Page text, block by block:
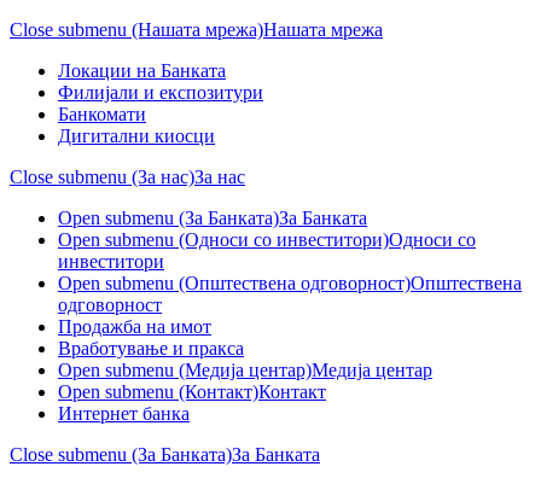
Close submenu (Нашата мрежа)Нашата мрежа
Локации на Банката
Филијали и експозитури
Банкомати
Дигитални киосци
Close submenu (За нас)За нас
Open submenu (За Банката)За Банката
Open submenu (Односи со инвеститори)Односи со
инвеститори
Open submenu (Општествена одговорност)Општествена
одговорност
Продажба на имот
Вработување и пракса
Open submenu (Медија центар)Медија центар
Open submenu (Контакт)Контакт
Интернет банка
Close submenu (За Банката)За Банката